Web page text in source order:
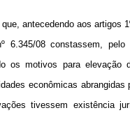
antecedendo aos artigos
6.345/08 constassem, pelo
os motivos para elevação
econômicas abrangidas
tivessem existência